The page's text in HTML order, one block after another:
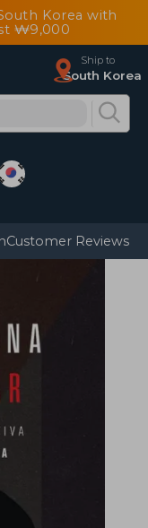
Korea with
₩9,000
Ship to
South Korea
Customer Reviews